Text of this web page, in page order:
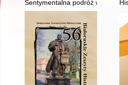
Sentymentalna podróż w czasie